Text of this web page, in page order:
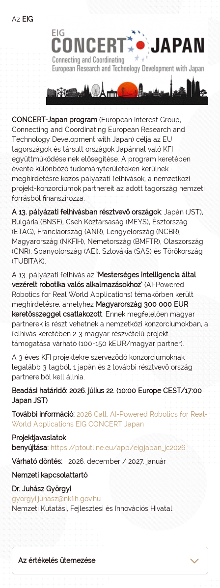
Az EIG
CONCERT-Japan program (European Interest Group,
Connecting and Coordinating European Research and
Technology Development with Japan) célja az EU
tagországok és társult országok Japánnal való KFI
együttműködéseinek elősegítése. A program keretében
évente különböző tudományterületeken kerülnek
meghirdetésre közös pályázati felhívások, a nemzetközi
projekt-konzorciumok partnereit az adott tagország nemzeti
forrásból finanszírozza.
A 13. pályázati felhívásban résztvevő országok: Japán (JST),
Bulgária (BNSF), Cseh Köztársaság (MEYS), Észtország
(ETAG), Franciaország (ANR), Lengyelország (NCBR),
Magyarország (NKFIH), Németország (BMFTR), Olaszország
(CNR), Spanyolország (AEI), Szlovákia (SAS) és Törökország
(TUBITAK).
A 13. pályázati felhívás az ’Mesterséges intelligencia által
vezérelt robotika valós alkalmazásokhoz’ (AI-Powered
Robotics for Real World Applications) témakörben került
meghirdetésre, amelyhez Magyarország 300 000 EUR
keretösszeggel csatlakozott . Ennek megfelelően magyar
partnerek is részt vehetnek a nemzetközi konzorciumokban, a
felhívás keretében 2-3 magyar részvételű projekt
támogatása várható (100-150 kEUR/magyar partner).
A 3 éves KFI projektekre szerveződő konzorciumoknak
legalább 3 tagból, 1 japán és 2 további résztvevő ország
partnereiből kell állnia.
Beadási határidő: 2026. július 22. (10:00 Europe CEST/17:00
Japan JST)
További információ: 2026 Call: AI-Powered Robotics for Real-
World Applications EIG CONCERT Japan
Projektjavaslatok
benyújtása: https://ptoutline.eu/app/eigjapan_jc2026
Várható döntés: 2026. december / 2027. január
Nemzeti kapcsolattartó
Dr. Juhász Györgyi
gyorgyi.juhasz@nkfih.gov.hu
Nemzeti Kutatási, Fejlesztési és Innovációs Hivatal
Az értékelés ütemezése